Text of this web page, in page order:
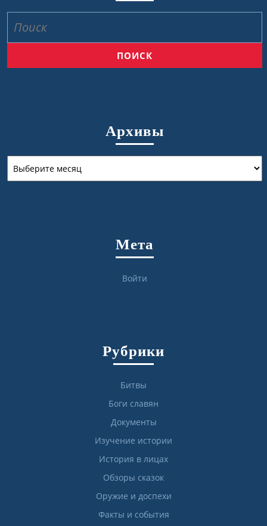
Архивы
Мета
Войти
Рубрики
Битвы
Боги славян
Документы
Изучение истории
История в лицах
Обзоры сказок
Оружие и доспехи
Факты и события